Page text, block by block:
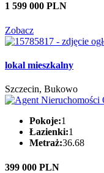
1 599 000 PLN
Zobacz
lokal mieszkalny
Szczecin, Bukowo
Pokoje:1
Łazienki:1
Metraż:36.68
399 000 PLN